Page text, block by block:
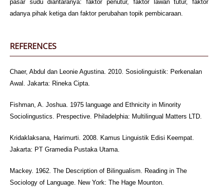
pasar sudu diantaranya: faktor penutur, faktor lawan tutur, faktor
adanya pihak ketiga dan faktor perubahan topik pembicaraan.
REFERENCES
Chaer, Abdul dan Leonie Agustina. 2010. Sosiolinguistik: Perkenalan
Awal. Jakarta: Rineka Cipta.
Fishman, A. Joshua. 1975 language and Ethnicity in Minority
Sociolingustics. Prespective. Philadelphia: Multilingual Matters LTD.
Kridaklaksana, Harimurti. 2008. Kamus Linguistik Edisi Keempat.
Jakarta: PT Gramedia Pustaka Utama.
Mackey. 1962. The Description of Bilingualism. Reading in The
Sociology of Language. New York: The Hage Mounton.